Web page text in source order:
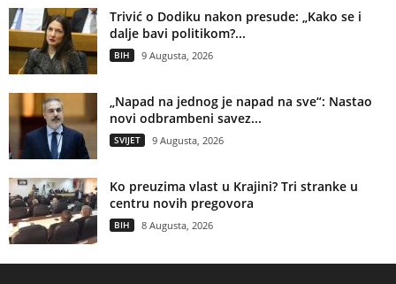
Trivić o Dodiku nakon presude: „Kako se i
dalje bavi politikom?...
BIH 9 Augusta, 2026
„Napad na jednog je napad na sve“: Nastao
novi odbrambeni savez...
SVIJET 9 Augusta, 2026
Ko preuzima vlast u Krajini? Tri stranke u
centru novih pregovora
BIH 8 Augusta, 2026